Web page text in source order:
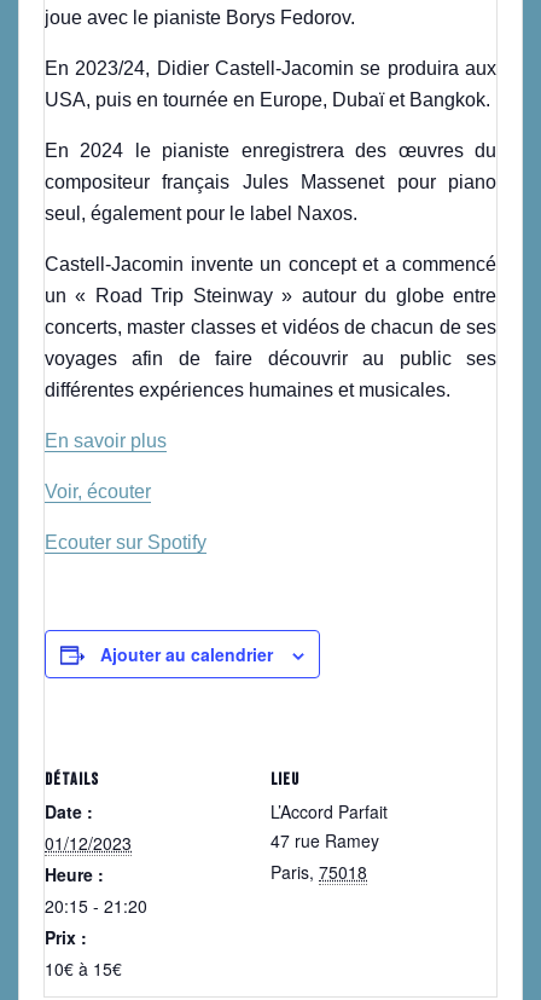
joue avec le pianiste Borys Fedorov.
En 2023/24, Didier Castell-Jacomin se produira aux
USA, puis en tournée en Europe, Dubaï et Bangkok.
En 2024 le pianiste enregistrera des œuvres du
compositeur français Jules Massenet pour piano
seul, également pour le label Naxos.
Castell-Jacomin invente un concept et a commencé
un « Road Trip Steinway » autour du globe entre
concerts, master classes et vidéos de chacun de ses
voyages afin de faire découvrir au public ses
différentes expériences humaines et musicales.
En savoir plus
Voir, écouter
Ecouter sur Spotify
Ajouter au calendrier
DÉTAILS
Date :
01/12/2023
Heure :
20:15 - 21:20
Prix :
10€ à 15€
LIEU
L’Accord Parfait
47 rue Ramey
Paris, 75018